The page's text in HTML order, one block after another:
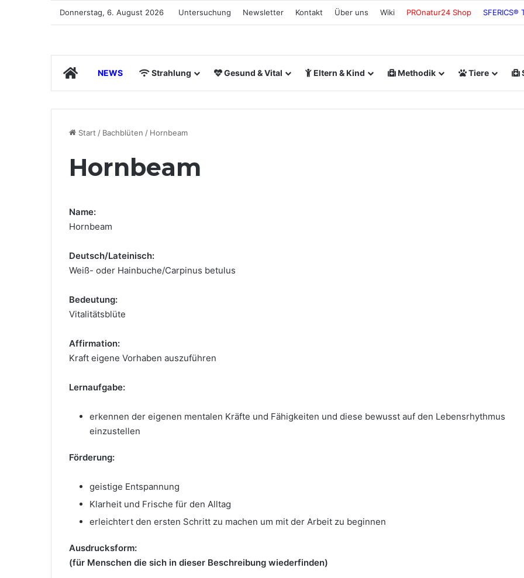
Donnerstag, 6. August 2026 Untersuchung Newsletter Kontakt Über uns Wiki PROnatur24 Shop SFERICS®
NEWS Strahlung Gesund & Vital Eltern & Kind Methodik Tiere
Start / Bachblüten / Hornbeam
Hornbeam
Name:
Hornbeam
Deutsch/Lateinisch:
Weiß- oder Hainbuche/Carpinus betulus
Bedeutung:
Vitalitätsblüte
Affirmation:
Kraft eigene Vorhaben auszuführen
Lernaufgabe:
erkennen der eigenen mentalen Kräfte und Fähigkeiten und diese bewusst auf den Lebensrhythmus
einzustellen
Förderung:
geistige Entspannung
Klarheit und Frische für den Alltag
erleichtert den ersten Schritt zu machen um mit der Arbeit zu beginnen
Ausdrucksform:
(für Menschen die sich in dieser Beschreibung wiederfinden)